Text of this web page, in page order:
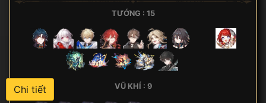
TƯỚNG : 15
VŨ KHÍ : 9
Chi tiết